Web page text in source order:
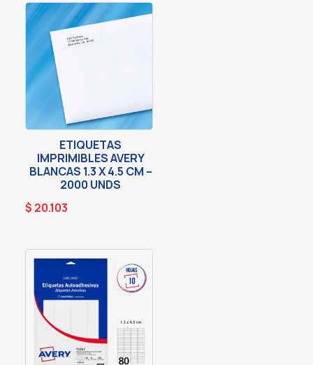
ETIQUETAS
IMPRIMIBLES AVERY
BLANCAS 1.3 X 4.5 CM –
2000 UNDS
$ 20.103